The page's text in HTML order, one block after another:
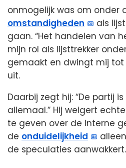
onmogelijk was om onder
omstandigheden
als
gaan. “Het handelen van
mijn rol als lijsttrekker
gemaakt en dwingt mij tot
uit.
Daarbij zegt hij: “De partij
allemaal.” Hij weigert
te geven over de interne
de onduidelijkheid
de speculaties aanwakkert.